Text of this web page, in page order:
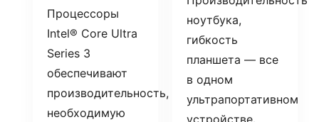
Процессоры
Intel® Core Ultra
Series 3
обеспечивают
производительность,
необходимую
ноутбука,
гибкость
планшета — все
в одном
ультрапортативном
устройстве.